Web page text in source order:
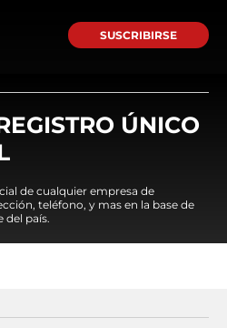
SUSCRIBIRSE
ÚNICO
de cualquier empresa de
teléfono, y mas en la base de
del país.